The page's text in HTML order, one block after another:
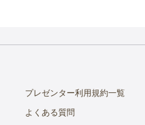
プレゼンター利用規約一覧
よくある質問